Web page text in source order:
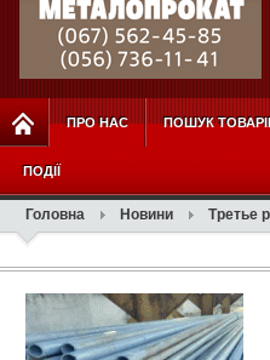
ПРО НАС ПОШУК
ПОДІЇ
Головна Новини Третье